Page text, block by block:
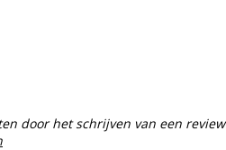
door het schrijven van een review